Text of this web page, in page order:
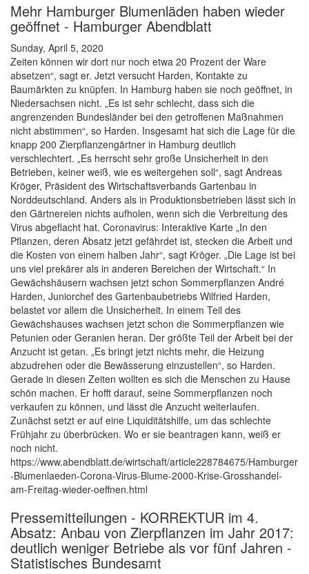
Mehr Hamburger Blumenläden haben wieder
geöffnet - Hamburger Abendblatt
Sunday, April 5, 2020
Zeiten können wir dort nur noch etwa 20 Prozent der Ware
absetzen“, sagt er. Jetzt versucht Harden, Kontakte zu
Baumärkten zu knüpfen. In Hamburg haben sie noch geöffnet, in
Niedersachsen nicht. „Es ist sehr schlecht, dass sich die
angrenzenden Bundesländer bei den getroffenen Maßnahmen
nicht abstimmen“, so Harden. Insgesamt hat sich die Lage für die
knapp 200 Zierpflanzengärtner in Hamburg deutlich
verschlechtert. „Es herrscht sehr große Unsicherheit in den
Betrieben, keiner weiß, wie es weitergehen soll“, sagt Andreas
Kröger, Präsident des Wirtschaftsverbands Gartenbau in
Norddeutschland. Anders als in Produktionsbetrieben lässt sich in
den Gärtnereien nichts aufholen, wenn sich die Verbreitung des
Virus abgeflacht hat. Coronavirus: Interaktive Karte „In den
Pflanzen, deren Absatz jetzt gefährdet ist, stecken die Arbeit und
die Kosten von einem halben Jahr“, sagt Kröger. „Die Lage ist bei
uns viel prekärer als in anderen Bereichen der Wirtschaft.“ In
Gewächshäusern wachsen jetzt schon Sommerpflanzen André
Harden, Juniorchef des Gartenbaubetriebs Wilfried Harden,
belastet vor allem die Unsicherheit. In einem Teil des
Gewächshauses wachsen jetzt schon die Sommerpflanzen wie
Petunien oder Geranien heran. Der größte Teil der Arbeit bei der
Anzucht ist getan. „Es bringt jetzt nichts mehr, die Heizung
abzudrehen oder die Bewässerung einzustellen“, so Harden.
Gerade in diesen Zeiten wollten es sich die Menschen zu Hause
schön machen. Er hofft darauf, seine Sommerpflanzen noch
verkaufen zu können, und lässt die Anzucht weiterlaufen.
Zunächst setzt er auf eine Liquiditätshilfe, um das schlechte
Frühjahr zu überbrücken. Wo er sie beantragen kann, weiß er
noch nicht.
https://www.abendblatt.de/wirtschaft/article228784675/Hamburger
-Blumenlaeden-Corona-Virus-Blume-2000-Krise-Grosshandel-
am-Freitag-wieder-oeffnen.html
Pressemitteilungen - KORREKTUR im 4.
Absatz: Anbau von Zierpflanzen im Jahr 2017:
deutlich weniger Betriebe als vor fünf Jahren -
Statistisches Bundesamt